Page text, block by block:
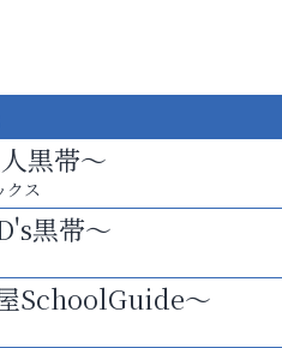
黒帯～
クス
黒帯～
SchoolGuide～